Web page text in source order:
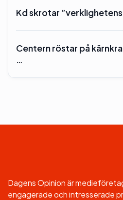
Kd skrotar
Centern röstar på
…
Dagens Opinion är
engagerade och intresserade